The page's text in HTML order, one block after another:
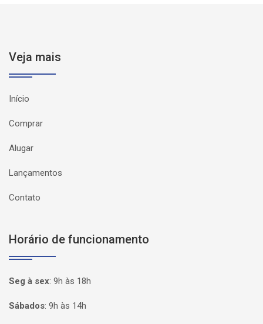
Veja mais
Início
Comprar
Alugar
Lançamentos
Contato
Horário de funcionamento
Seg à sex: 9h às 18h
Sábados: 9h às 14h